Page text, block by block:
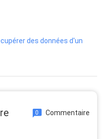
des données d'un
0 Commentaire